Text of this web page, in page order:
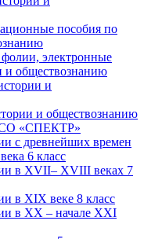
пособия по
электронные
и обществознанию
и
и обществознанию
«СПЕКТР»
с древнейших времен
6 класс
в XVII– XVIII веках 7
в XIX веке 8 класс
в XX – начале XXI